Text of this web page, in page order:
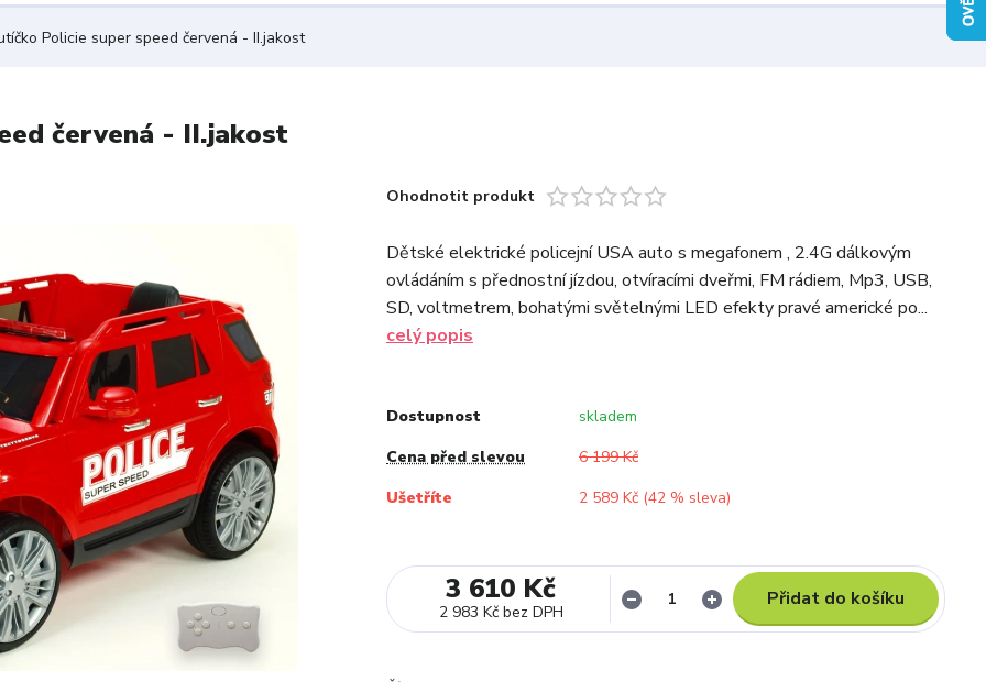
Policie super speed červená - II.jakost
červená - II.jakost
Ohodnotit produkt
Dětské elektrické policejní USA auto s megafonem , 2.4G dálkovým
ovládáním s přednostní jízdou, otvíracími dveřmi, FM rádiem, Mp3, USB,
SD, voltmetrem, bohatými světelnými LED efekty pravé americké po...
celý popis
Dostupnost
skladem
Cena před slevou
6 199 Kč
Ušetříte
2 589 Kč (42 % sleva)
3 610 Kč
2 983 Kč bez DPH
Přidat do košíku